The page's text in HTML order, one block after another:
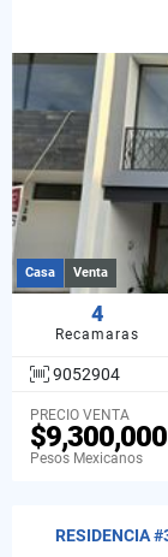
Casa Venta
4
Recamaras
9052904
PRECIO VENTA
$9,300,000
Pesos Mexicanos
RESIDENCIA